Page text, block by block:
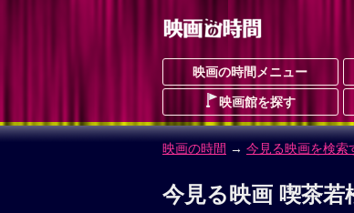
映画の時間メニュー
映画館を探す
映画の時間 → 今見る映画を検索
今見る映画 喫茶若